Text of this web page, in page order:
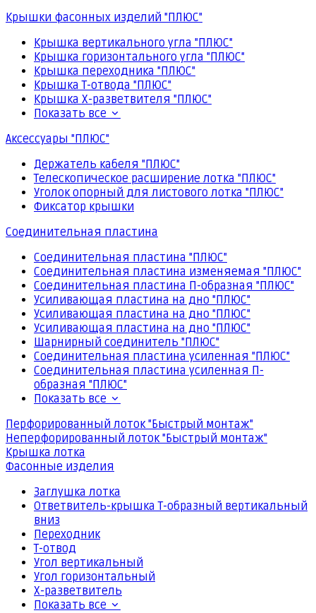
Крышки фасонных изделий "ПЛЮС"
Крышка вертикального угла "ПЛЮС"
Крышка горизонтального угла "ПЛЮС"
Крышка переходника "ПЛЮС"
Крышка Т-отвода "ПЛЮС"
Крышка Х-разветвителя "ПЛЮС"
Показать все
Аксессуары "ПЛЮС"
Держатель кабеля "ПЛЮС"
Телескопическое расширение лотка "ПЛЮС"
Уголок опорный для листового лотка "ПЛЮС"
Фиксатор крышки
Соединительная пластина
Соединительная пластина "ПЛЮС"
Соединительная пластина изменяемая "ПЛЮС"
Соединительная пластина П-образная "ПЛЮС"
Усиливающая пластина на дно "ПЛЮС"
Усиливающая пластина на дно "ПЛЮС"
Усиливающая пластина на дно "ПЛЮС"
Шарнирный соединитель "ПЛЮС"
Соединительная пластина усиленная "ПЛЮС"
Соединительная пластина усиленная П-
образная "ПЛЮС"
Показать все
Перфорированный лоток "Быстрый монтаж"
Неперфорированный лоток "Быстрый монтаж"
Крышка лотка
Фасонные изделия
Заглушка лотка
Ответвитель-крышка Т-образный вертикальный
вниз
Переходник
Т-отвод
Угол вертикальный
Угол горизонтальный
Х-разветвитель
Показать все